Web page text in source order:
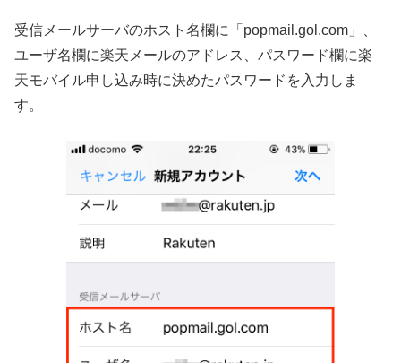
受信メールサーバのホスト名欄に「popmail.gol.com」、
ユーザ名欄に楽天メールのアドレス、パスワード欄に楽
天モバイル申し込み時に決めたパスワードを入力しま
す。